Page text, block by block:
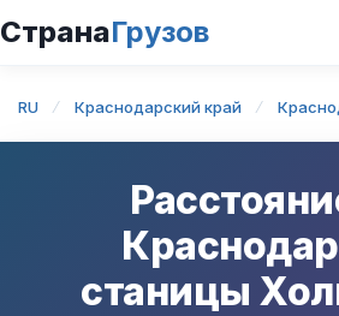
СтранаГрузов
RU Краснодарский край
станицы